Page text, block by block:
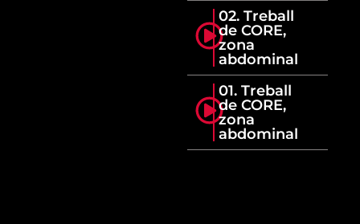
02. Treball
de CORE,
zona
abdominal
01. Treball
de CORE,
zona
abdominal